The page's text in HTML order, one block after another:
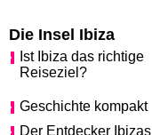
Die Insel Ibiza
Ist Ibiza das richtige
Reiseziel?
Geschichte kompakt
Der Entdecker Ibizas